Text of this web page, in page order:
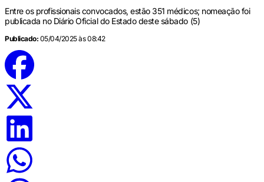
Entre os profissionais convocados, estão 351 médicos; nomeação foi
publicada no Diário Oficial do Estado deste sábado (5)
Publicado: 05/04/2025 às 08:42